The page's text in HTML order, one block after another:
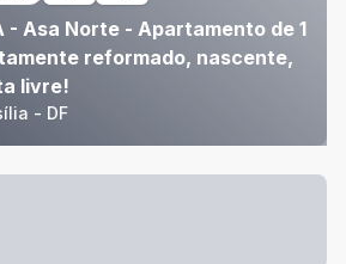
- Asa Norte - Apartamento de 1
reformado, nascente,
livre!
- DF